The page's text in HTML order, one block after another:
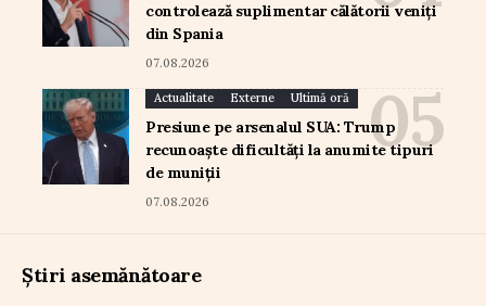
controlează suplimentar călătorii veniți
din Spania
07.08.2026
Actualitate Externe Ultimă oră
Presiune pe arsenalul SUA: Trump
recunoaște dificultăți la anumite tipuri
de muniții
07.08.2026
Știri asemănătoare